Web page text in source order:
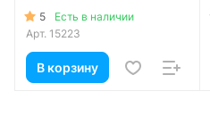
5
Есть в наличии
Арт. 15223
В корзину